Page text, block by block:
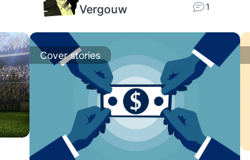
Vergouw
1
Cover stories